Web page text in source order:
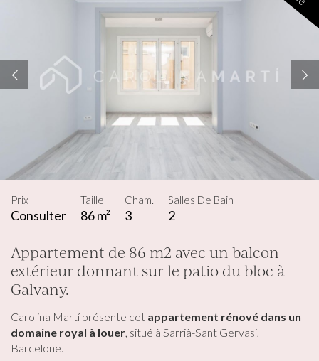
Prix
Consulter
Taille
86 m²
Cham.
3
Salles De Bain
2
Appartement de 86 m2 avec un balcon
extérieur donnant sur le patio du bloc à
Galvany.
Carolina Martí présente cet appartement rénové dans un
domaine royal à louer , situé à Sarrià-Sant Gervasi,
Barcelone.